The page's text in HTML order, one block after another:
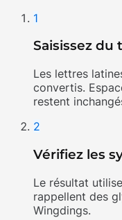
1
Saisissez du
Les lettres
convertis.
restent
2
Vérifiez les
Le résultat
rappellent des
Wingdings.